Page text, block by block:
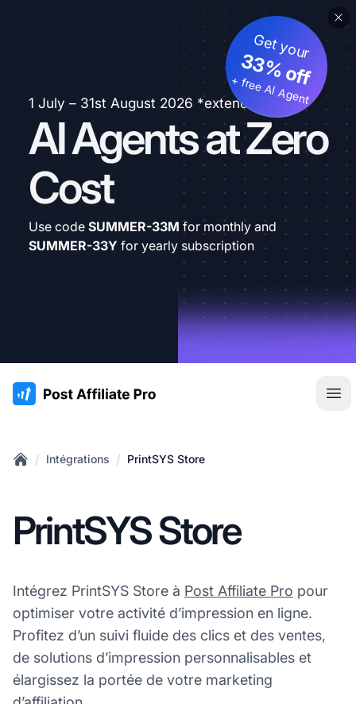
1 July – 31st August 2026 *extended
AI Agents at Zero
Cost
Get your
33% off
+ free AI Agent
Use code SUMMER-33M for monthly and
SUMMER-33Y for yearly subscription
:site.title
/ Intégrations / PrintSYS Store
PrintSYS Store
Intégrez PrintSYS Store à Post Affiliate Pro pour
optimiser votre activité d’impression en ligne.
Profitez d’un suivi fluide des clics et des ventes,
de solutions d’impression personnalisables et
élargissez la portée de votre marketing